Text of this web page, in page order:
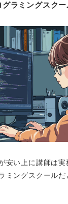
ラミングスク
安い上に講師は実
ミングスクール